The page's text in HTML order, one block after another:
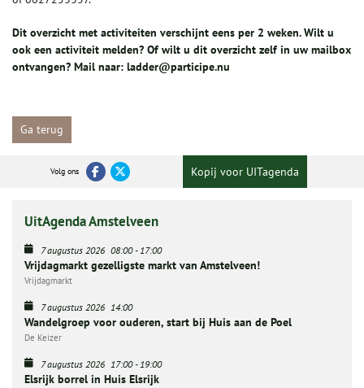
Dit overzicht met activiteiten verschijnt eens per 2 weken. Wilt u
ook een activiteit melden? Of wilt u dit overzicht zelf in uw mailbox
ontvangen? Mail naar: ladder@participe.nu
Ga terug
Volg ons Kopij voor UITagenda
UitAgenda Amstelveen
7 augustus 2026 08:00-17:00
Vrijdagmarkt gezelligste markt van Amstelveen!
Vrijdagmarkt
7 augustus 2026 14:00
Wandelgroep voor ouderen, start bij Huis aan de Poel
De Keizer
7 augustus 2026 17:00-19:00
Elsrijk borrel in Huis Elsrijk